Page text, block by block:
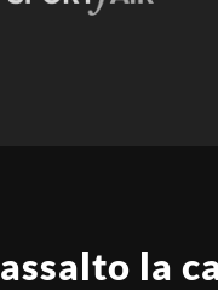
la